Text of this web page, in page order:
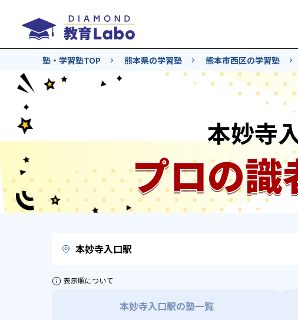
塾・学習塾TOP 熊本県の学習塾 熊本市西区の学習塾
本妙寺
プロの識
本妙寺入口駅
表示順について
本妙寺入口駅の塾一覧